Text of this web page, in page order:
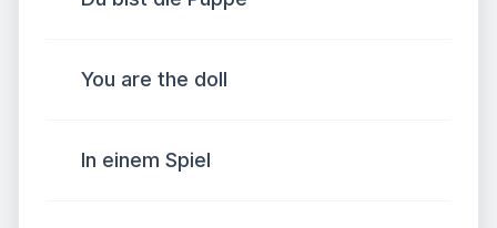
You are the doll
In einem Spiel